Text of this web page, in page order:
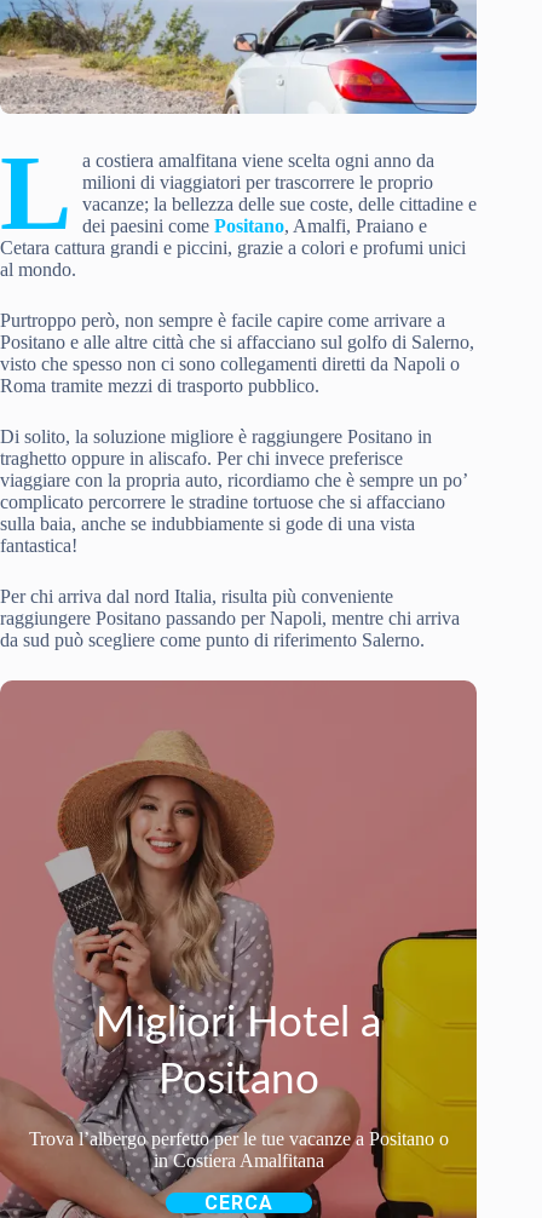
L
a costiera amalfitana viene scelta ogni anno da
milioni di viaggiatori per trascorrere le proprio
vacanze; la bellezza delle sue coste, delle cittadine e
dei paesini come Positano, Amalfi, Praiano e
Cetara cattura grandi e piccini, grazie a colori e profumi unici
al mondo.
Purtroppo però, non sempre è facile capire come arrivare a
Positano e alle altre città che si affacciano sul golfo di Salerno,
visto che spesso non ci sono collegamenti diretti da Napoli o
Roma tramite mezzi di trasporto pubblico.
Di solito, la soluzione migliore è raggiungere Positano in
traghetto oppure in aliscafo. Per chi invece preferisce
viaggiare con la propria auto, ricordiamo che è sempre un po’
complicato percorrere le stradine tortuose che si affacciano
sulla baia, anche se indubbiamente si gode di una vista
fantastica!
Per chi arriva dal nord Italia, risulta più conveniente
raggiungere Positano passando per Napoli, mentre chi arriva
da sud può scegliere come punto di riferimento Salerno.
Migliori Hotel a
Positano
Trova l’albergo perfetto per le tue vacanze a Positano o
in Costiera Amalfitana
CERCA